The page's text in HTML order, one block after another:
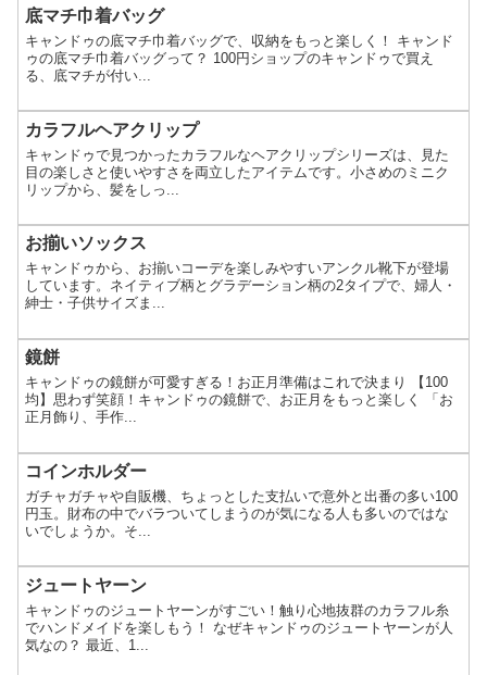
底マチ巾着バッグ
キャンドゥの底マチ巾着バッグで、収納をもっと楽しく！ キャンド
ゥの底マチ巾着バッグって？ 100円ショップのキャンドゥで買え
る、底マチが付い...
カラフルヘアクリップ
キャンドゥで見つかったカラフルなヘアクリップシリーズは、見た
目の楽しさと使いやすさを両立したアイテムです。小さめのミニク
リップから、髪をしっ...
お揃いソックス
キャンドゥから、お揃いコーデを楽しみやすいアンクル靴下が登場
しています。ネイティブ柄とグラデーション柄の2タイプで、婦人・
紳士・子供サイズま...
鏡餅
キャンドゥの鏡餅が可愛すぎる！お正月準備はこれで決まり 【100
均】思わず笑顔！キャンドゥの鏡餅で、お正月をもっと楽しく 「お
正月飾り、手作...
コインホルダー
ガチャガチャや自販機、ちょっとした支払いで意外と出番の多い100
円玉。財布の中でバラついてしまうのが気になる人も多いのではな
いでしょうか。そ...
ジュートヤーン
キャンドゥのジュートヤーンがすごい！触り心地抜群のカラフル糸
でハンドメイドを楽しもう！ なぜキャンドゥのジュートヤーンが人
気なの？ 最近、1...